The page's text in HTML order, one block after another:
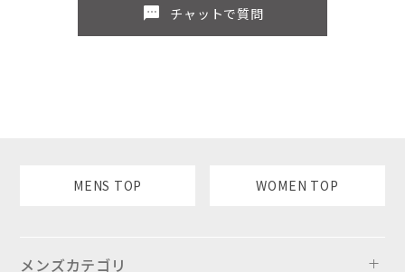
sms チャットで質問
MENS TOP WOMEN TOP
メンズカテゴリ